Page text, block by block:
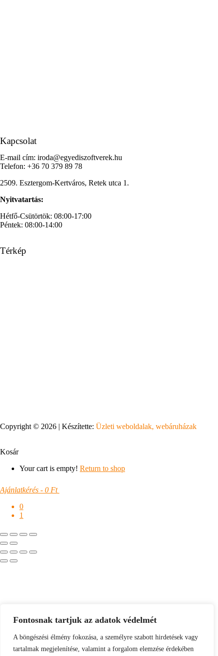
Fontosnak tartjuk az adatok védelmét
A böngészési élmény fokozása, a személyre szabott hirdetések vagy
tartalmak megjelenítése, valamint a forgalom elemzése érdekében
Kapcsolat
E-mail cím: iroda@egyediszoftverek.hu
Telefon: +36 70 379 89 78
2509. Esztergom-Kertváros, Retek utca 1.
Nyitvatartás:
Hétfő-Csütörtök: 08:00-17:00
Péntek: 08:00-14:00
Térkép
Copyright © 2026 | Készítette: Üzleti weboldalak, webáruházak
Kosár
Your cart is empty! Return to shop
Ajánlatkérés - 0 Ft
0
1